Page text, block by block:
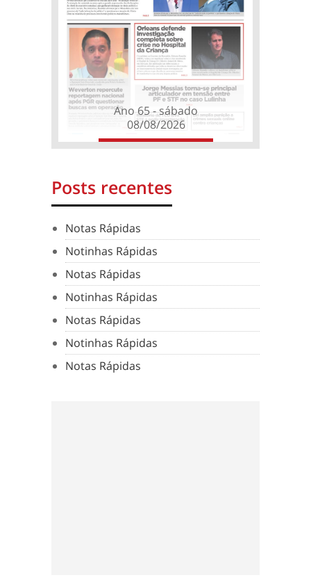
Ano 65 - sábado
08/08/2026
Posts recentes
Notas Rápidas
Notinhas Rápidas
Notas Rápidas
Notinhas Rápidas
Notas Rápidas
Notinhas Rápidas
Notas Rápidas